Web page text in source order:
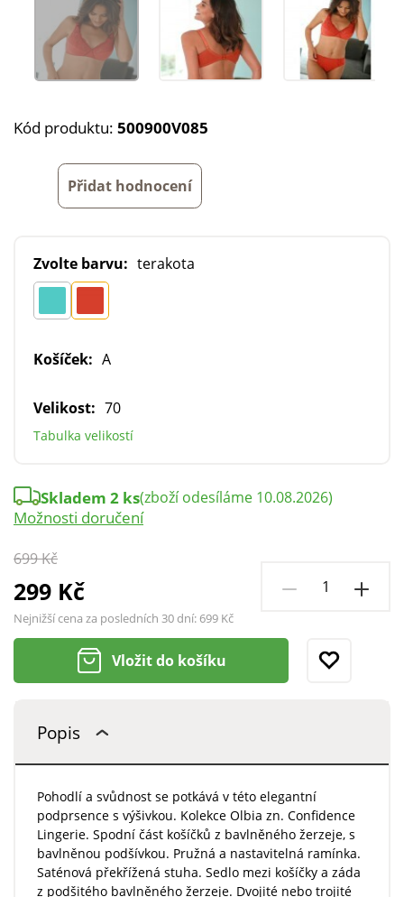
Kód produktu: 500900V085
Přidat hodnocení
Zvolte barvu: terakota
Košíček: A
Velikost: 70
Tabulka velikostí
699 Kč
299 Kč
Nejnižší cena za posledních 30 dní: 699 Kč
Skladem 2 ks(zboží odesíláme 10.08.2026)
Možnosti doručení
Vložit do košíku
Popis
Pohodlí a svůdnost se potkává v této elegantní
podprsence s výšivkou. Kolekce Olbia zn. Confidence
Lingerie. Spodní část košíčků z bavlněného žerzeje, s
bavlněnou podšívkou. Pružná a nastavitelná ramínka.
Saténová překřížená stuha. Sedlo mezi košíčky a záda
z podšitého bavlněného žerzeje. Dvojité nebo trojité